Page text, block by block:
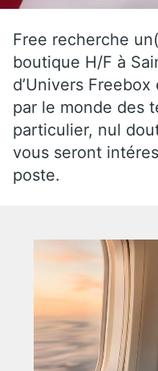
Free recherche
boutique H/F à
d’Univers
par le monde des
particulier, nul
vous seront
poste.